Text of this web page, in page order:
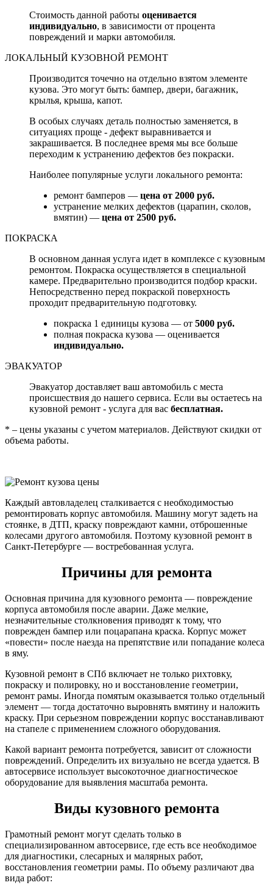
Стоимость данной работы оценивается
индивидуально, в зависимости от процента
повреждений и марки автомобиля.
ЛОКАЛЬНЫЙ КУЗОВНОЙ РЕМОНТ
Производится точечно на отдельно взятом элементе
кузова. Это могут быть: бампер, двери, багажник,
крылья, крыша, капот.
В особых случаях деталь полностью заменяется, в
ситуациях проще - дефект выравнивается и
закрашивается. В последнее время мы все больше
переходим к устранению дефектов без покраски.
Наиболее популярные услуги локального ремонта:
ремонт бамперов — цена от 2000 руб.
устранение мелких дефектов (царапин, сколов,
вмятин) — цена от 2500 руб.
ПОКРАСКА
В основном данная услуга идет в комплексе с кузовным
ремонтом. Покраска осуществляется в специальной
камере. Предварительно производится подбор краски.
Непосредственно перед покраской поверхность
проходит предварительную подготовку.
покраска 1 единицы кузова — от 5000 руб.
полная покраска кузова — оценивается
индивидуально.
ЭВАКУАТОР
Эвакуатор доставляет ваш автомобиль с места
происшествия до нашего сервиса. Если вы остаетесь на
кузовной ремонт - услуга для вас бесплатная.
* – цены указаны с учетом материалов. Действуют скидки от
объема работы.
Каждый автовладелец сталкивается с необходимостью
ремонтировать корпус автомобиля. Машину могут задеть на
стоянке, в ДТП, краску повреждают камни, отброшенные
колесами другого автомобиля. Поэтому кузовной ремонт в
Санкт-Петербурге — востребованная услуга.
Причины для ремонта
Основная причина для кузовного ремонта — повреждение
корпуса автомобиля после аварии. Даже мелкие,
незначительные столкновения приводят к тому, что
поврежден бампер или поцарапана краска. Корпус может
«повести» после наезда на препятствие или попадание колеса
в яму.
Кузовной ремонт в СПб включает не только рихтовку,
покраску и полировку, но и восстановление геометрии,
ремонт рамы. Иногда помятым оказывается только отдельный
элемент — тогда достаточно выровнять вмятину и наложить
краску. При серьезном повреждении корпус восстанавливают
на стапеле с применением сложного оборудования.
Какой вариант ремонта потребуется, зависит от сложности
повреждений. Определить их визуально не всегда удается. В
автосервисе использует высокоточное диагностическое
оборудование для выявления масштаба ремонта.
Виды кузовного ремонта
Грамотный ремонт могут сделать только в
специализированном автосервисе, где есть все необходимое
для диагностики, слесарных и малярных работ,
восстановления геометрии рамы. По объему различают два
вида работ: